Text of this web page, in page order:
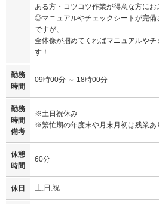
ある方・コツコツ作業が得意な方にお
◎マニュアルやチェックシートが完備
ですが、
全体像が掴めてくればマニュアルや
す！
勤務
時間
09時00分 ～ 18時00分
勤務
時間
備考
※土日祝休み
※繁忙期の年度末や月末月初は残業あ
休憩
時間
60分
休日 土,日,祝